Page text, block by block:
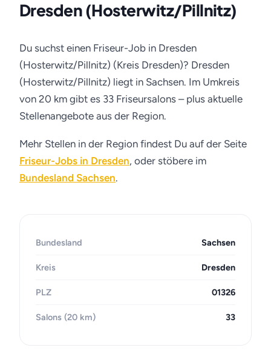
Dresden (Hosterwitz/Pillnitz)
Du suchst einen Friseur-Job in Dresden
(Hosterwitz/Pillnitz) (Kreis Dresden)? Dresden
(Hosterwitz/Pillnitz) liegt in Sachsen. Im Umkreis
von 20 km gibt es 33 Friseursalons – plus aktuelle
Stellenangebote aus der Region.
Mehr Stellen in der Region findest Du auf der Seite
Friseur-Jobs in Dresden, oder stöbere im
Bundesland Sachsen.
Bundesland Sachsen
Kreis Dresden
PLZ 01326
Salons (20 km) 33